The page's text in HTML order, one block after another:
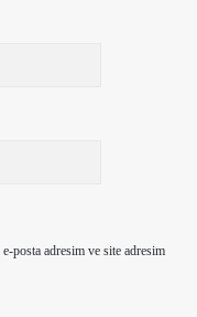
posta adresim ve site adresim